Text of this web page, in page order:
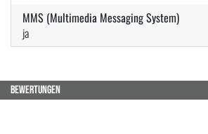
MMS (Multimedia Messaging System)
ja
BEWERTUNGEN